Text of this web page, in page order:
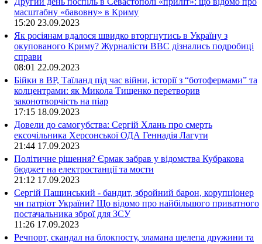
масштабну «бавовну» в Криму
15:20 23.09.2023
Як росіянам вдалося швидко вторгнутись в Україну з
окупованого Криму? Журналісти ВВС дізнались подробиці
справи
08:01 22.09.2023
Бійки в ВР, Таїланд під час війни, історії з “ботофермами” та
колцентрами: як Микола Тищенко перетворив
законотворчість на піар
17:15 18.09.2023
Довели до самогубства: Сергій Хлань про смерть
ексочільника Херсонської ОДА Геннадія Лагути
21:44 17.09.2023
Політичне рішення? Єрмак забрав у відомства Кубракова
бюджет на електростанції та мости
21:12 17.09.2023
Сергій Пашинський - бандит, збройний барон, корупціонер
чи патріот України? Що відомо про найбільшого приватного
постачальника зброї для ЗСУ
11:26 17.09.2023
Речпорт, скандал на блокпосту, зламана щелепа дружини та